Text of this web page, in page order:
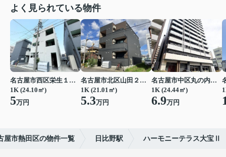
よく見られている物件
名古屋市西区栄生１丁目
1K (24.10㎡)
5万円
名古屋市北区山田２丁目
1K (21.01㎡)
5.3万円
名古屋市中区丸の内２丁目
1K (24.44㎡)
6.9万円
屋市熱田区の物件一覧 日比野駅 ハーモニーテラス大宝Ⅱ